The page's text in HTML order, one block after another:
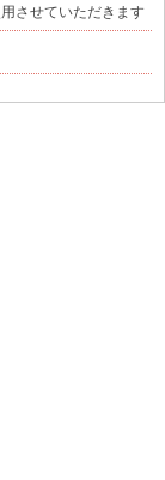
させていただきます